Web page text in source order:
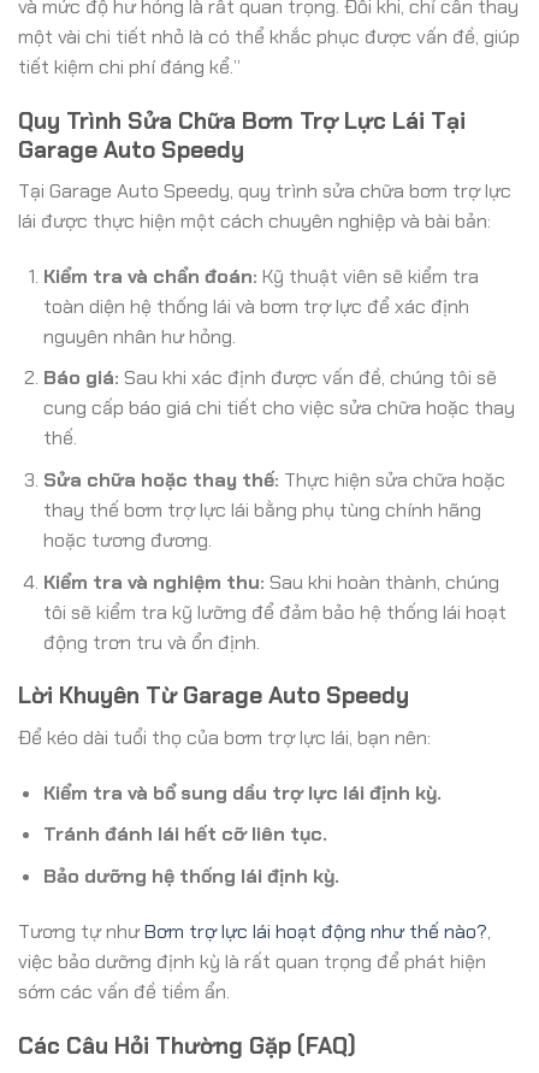
và mức độ hư hỏng là rất quan trọng. Đôi khi, chỉ cần thay
một vài chi tiết nhỏ là có thể khắc phục được vấn đề, giúp
tiết kiệm chi phí đáng kể.”
Quy Trình Sửa Chữa Bơm Trợ Lực Lái Tại
Garage Auto Speedy
Tại Garage Auto Speedy, quy trình sửa chữa bơm trợ lực
lái được thực hiện một cách chuyên nghiệp và bài bản:
Kiểm tra và chẩn đoán: Kỹ thuật viên sẽ kiểm tra
toàn diện hệ thống lái và bơm trợ lực để xác định
nguyên nhân hư hỏng.
Báo giá: Sau khi xác định được vấn đề, chúng tôi sẽ
cung cấp báo giá chi tiết cho việc sửa chữa hoặc thay
thế.
Sửa chữa hoặc thay thế: Thực hiện sửa chữa hoặc
thay thế bơm trợ lực lái bằng phụ tùng chính hãng
hoặc tương đương.
Kiểm tra và nghiệm thu: Sau khi hoàn thành, chúng
tôi sẽ kiểm tra kỹ lưỡng để đảm bảo hệ thống lái hoạt
động trơn tru và ổn định.
Lời Khuyên Từ Garage Auto Speedy
Để kéo dài tuổi thọ của bơm trợ lực lái, bạn nên:
Kiểm tra và bổ sung dầu trợ lực lái định kỳ.
Tránh đánh lái hết cỡ liên tục.
Bảo dưỡng hệ thống lái định kỳ.
Tương tự nhưBơm trợ lực lái hoạt động như thế nào?,
việc bảo dưỡng định kỳ là rất quan trọng để phát hiện
sớm các vấn đề tiềm ẩn.
Các Câu Hỏi Thường Gặp (FAQ)